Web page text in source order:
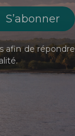
afin de répondre
.